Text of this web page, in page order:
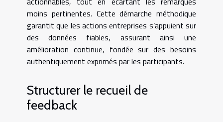
moins pertinentes. Cette démarche méthodique
garantit que les actions entreprises s’appuient sur
des données fiables, assurant ainsi une
amélioration continue, fondée sur des besoins
authentiquement exprimés par les participants.
Structurer le recueil de
feedback